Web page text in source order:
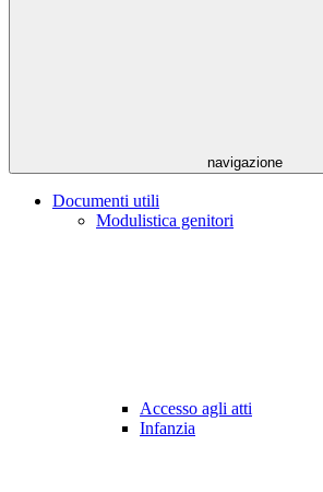
navigazione
Documenti utili
Modulistica genitori
Accesso agli atti
Infanzia